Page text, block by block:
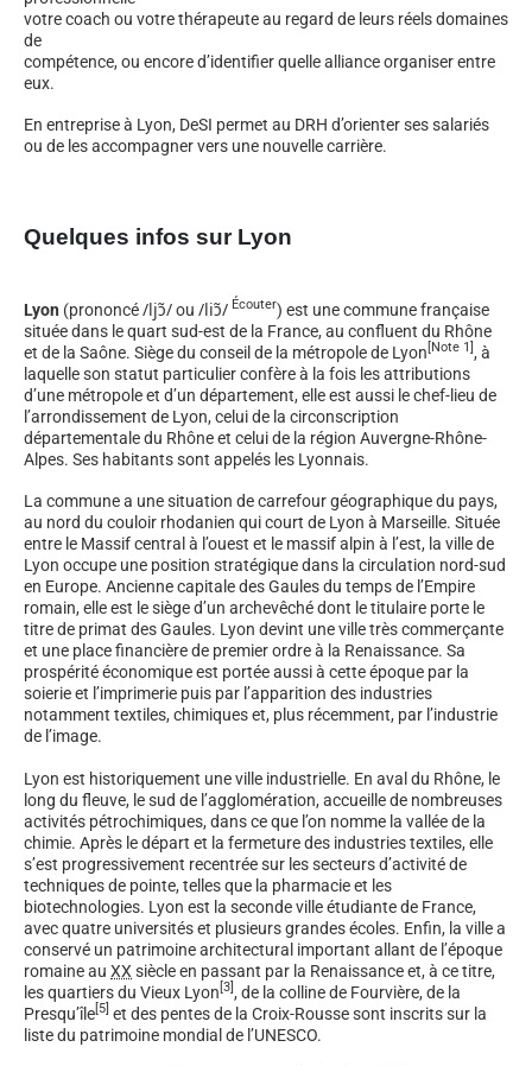
votre coach ou votre thérapeute au regard de leurs réels domaines
de
compétence, ou encore d’identifier quelle alliance organiser entre
eux.
En entreprise à Lyon, DeSI permet au DRH d’orienter ses salariés
ou de les accompagner vers une nouvelle carrière.
Quelques infos sur Lyon
Lyon (prononcé/ljɔ̃/ou /liɔ̃/ Écouter) est une commune française
située dans le quart sud-est de la France, au confluent du Rhône
et de la Saône. Siège du conseil de la métropole de Lyon Note 1 , à
laquelle son statut particulier confère à la fois les attributions
d’une métropole et d’un département, elle est aussi le chef-lieu de
l’arrondissement de Lyon, celui de la circonscription
départementale du Rhône et celui de la région Auvergne-Rhône-
Alpes. Ses habitants sont appelés les Lyonnais.
La commune a une situation de carrefour géographique du pays,
au nord du couloir rhodanien qui court de Lyon à Marseille. Située
entre le Massif central à l’ouest et le massif alpin à l’est, la ville de
Lyon occupe une position stratégique dans la circulation nord-sud
en Europe. Ancienne capitale des Gaules du temps de l’Empire
romain, elle est le siège d’un archevêché dont le titulaire porte le
titre de primat des Gaules. Lyon devint une ville très commerçante
et une place financière de premier ordre à la Renaissance. Sa
prospérité économique est portée aussi à cette époque par la
soierie et l’imprimerie puis par l’apparition des industries
notamment textiles, chimiques et, plus récemment, par l’industrie
de l’image.
Lyon est historiquement une ville industrielle. En aval du Rhône, le
long du fleuve, le sud de l’agglomération, accueille de nombreuses
activités pétrochimiques, dans ce que l’on nomme la vallée de la
chimie. Après le départ et la fermeture des industries textiles, elle
s’est progressivement recentrée sur les secteurs d’activité de
techniques de pointe, telles que la pharmacie et les
biotechnologies. Lyon est la seconde ville étudiante de France,
avec quatre universités et plusieurs grandes écoles. Enfin, la ville a
conservé un patrimoine architectural important allant de l’époque
romaine au XX siècle en passant par la Renaissance et, à ce titre,
les quartiers du Vieux Lyon 3 , de la colline de Fourvière, de la
Presqu’île 5 et des pentes de la Croix-Rousse sont inscrits sur la
liste du patrimoine mondial de l’UNESCO.